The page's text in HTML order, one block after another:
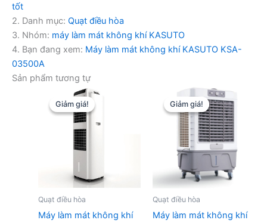
tốt
2. Danh mục: Quạt điều hòa
3. Nhóm: máy làm mát không khí KASUTO
4. Bạn đang xem: Máy làm mát không khí KASUTO KSA-
03500A
Sản phẩm tương tự
Giảm giá!
Giảm giá!
Quạt điều hòa
Máy làm mát không khí
Giảm giá!
Giảm giá!
Quạt điều hòa
Máy làm mát không khí